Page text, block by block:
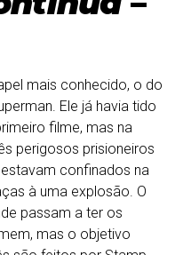
mais conhecido, o do
Ele já havia tido
filme, mas na
perigosos prisioneiros
confinados na
à uma explosão. O
passam a ter os
mas o objetivo